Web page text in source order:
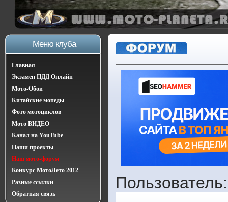
Меню клуба
Главная
Экзамен ПДД Онлайн
Мото-Обои
Китайские мопеды
Фото мотоциклов
Мото ВИДЕО
Канал на YouTube
Наши проекты
Наш мото-форум
Конкурс МотоЛето 2012
Разные ссылки
Обратная связь